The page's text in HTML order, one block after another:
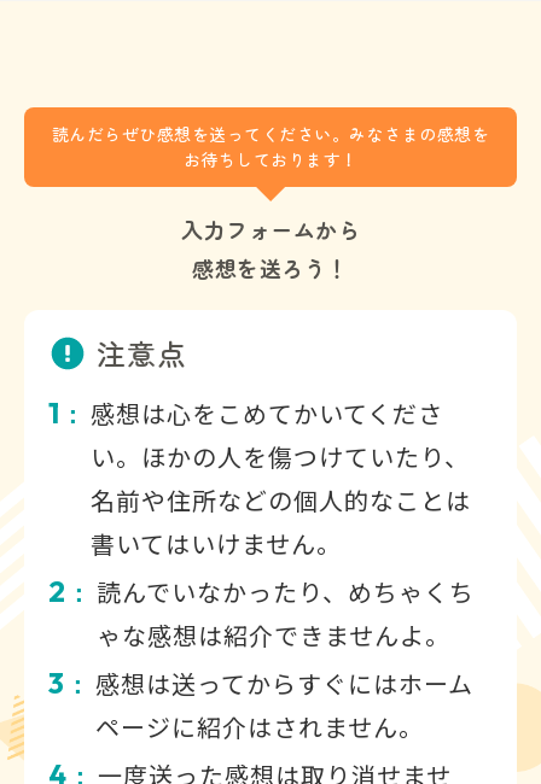
読んだらぜひ感想を送ってください。みなさまの感想を
お待ちしております！
入力フォームから
感想を送ろう！
注意点
1 ： 感想は心をこめてかいてくださ
い。ほかの人を傷つけていたり、
名前や住所などの個人的なことは
書いてはいけません。
2 ： 読んでいなかったり、めちゃくち
ゃな感想は紹介できませんよ。
3 ： 感想は送ってからすぐにはホーム
ページに紹介はされません。
4 ： 一度送った感想は取り消せませ